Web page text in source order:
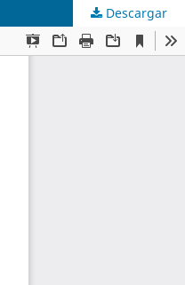
Descargar